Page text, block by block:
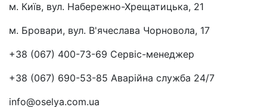
м. Київ, вул. Набережно-Хрещатицька, 21
м. Бровари, вул. В'ячеслава Чорновола, 17
+38 (067) 400-73-69 Сервіс-менеджер
+38 (067) 690-53-85 Аварійна служба 24/7
info@oselya.com.ua